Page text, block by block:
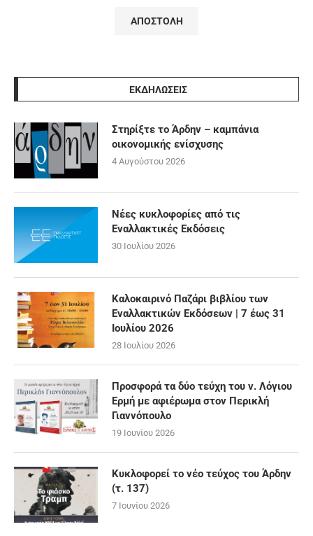
ΕΚΔΗΛΩΣΕΙΣ
Στηρίξτε το Άρδην – καμπάνια
οικονομικής ενίσχυσης
4 Αυγούστου 2026
Νέες κυκλοφορίες από τις
Εναλλακτικές Εκδόσεις
30 Ιουλίου 2026
Καλοκαιρινό Παζάρι βιβλίου των
Εναλλακτικών Εκδόσεων | 7 έως 31
Ιουλίου 2026
28 Ιουλίου 2026
Προσφορά τα δύο τεύχη του ν. Λόγιου
Ερμή με αφιέρωμα στον Περικλή
Γιαννόπουλο
19 Ιουνίου 2026
Κυκλοφορεί το νέο τεύχος του Άρδην
(τ. 137)
7 Ιουνίου 2026